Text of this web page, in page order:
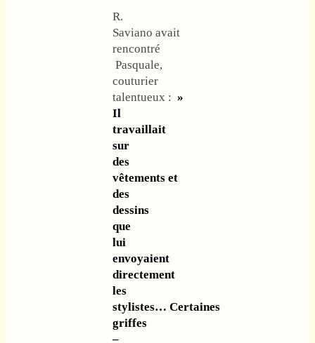
R.
Saviano avait
rencontré
Pasquale,
couturier
talentueux : »
Il
travaillait
sur
des
vêtements et
des
dessins
que
lui
envoyaient
directement
les
stylistes… Certaines
griffes
–